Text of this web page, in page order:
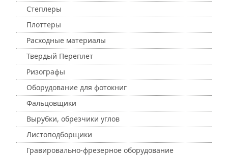
Степлеры
Плоттеры
Расходные материалы
Твердый Переплет
Ризографы
Оборудование для фотокниг
Фальцовщики
Вырубки, обрезчики углов
Листоподборщики
Гравировально-фрезерное оборудование